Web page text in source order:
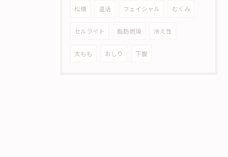
松橋 温活 フェイシャル むくみ
セルライト 脂肪燃焼 冷え性
太もも おしり 下腹